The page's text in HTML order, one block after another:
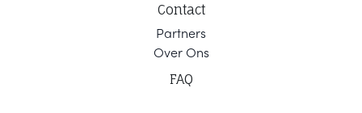
Contact
Partners
Over Ons
FAQ